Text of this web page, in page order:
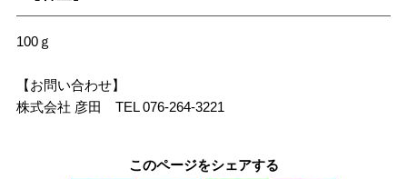
100ｇ
【お問い合わせ】
株式会社 彦田 TEL 076-264-3221
このページをシェアする